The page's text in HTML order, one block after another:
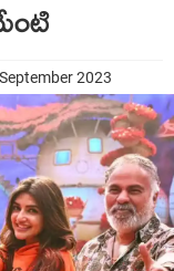
2023